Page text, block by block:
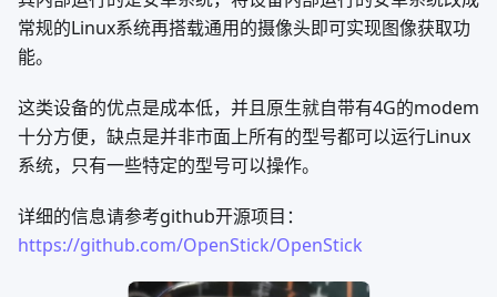
相较于传统的图传模块这个4G图传可以在任何4G信号覆盖
到的地方工作，真正摆脱了对于距离的限制，虽然相比于传
统图传模块来说，图像的传输并不高效，通常会伴随有图像
延迟，但对于实时性需求不高的场景中，4G图传靠其低成
本优势更适合这些场景的应用。